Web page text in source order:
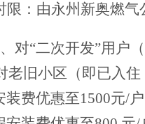
： 由永州新奥燃气
对“二次开发”用户
老旧小区（即已入
装费优惠至1500元/